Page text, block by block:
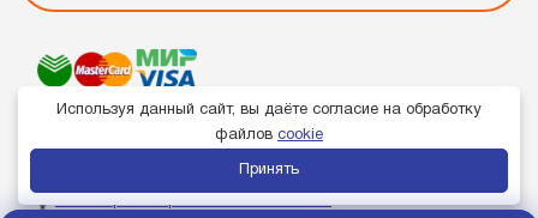
Используя данный сайт, вы даёте согласие на обработку
файлов cookie
Принять